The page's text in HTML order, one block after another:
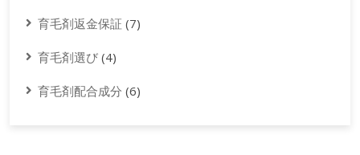
育毛剤返金保証 (7)
育毛剤選び (4)
育毛剤配合成分 (6)